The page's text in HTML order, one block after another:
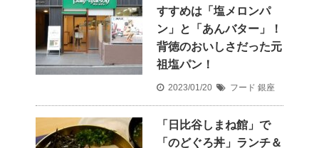
すすめは「塩メロンパ
ン」と「あんバター」！
背徳のおいしさだった元
祖塩パン！
2023/01/20 フード 銀座
「日比谷しまね館」で
「のどぐろ丼」ランチ＆